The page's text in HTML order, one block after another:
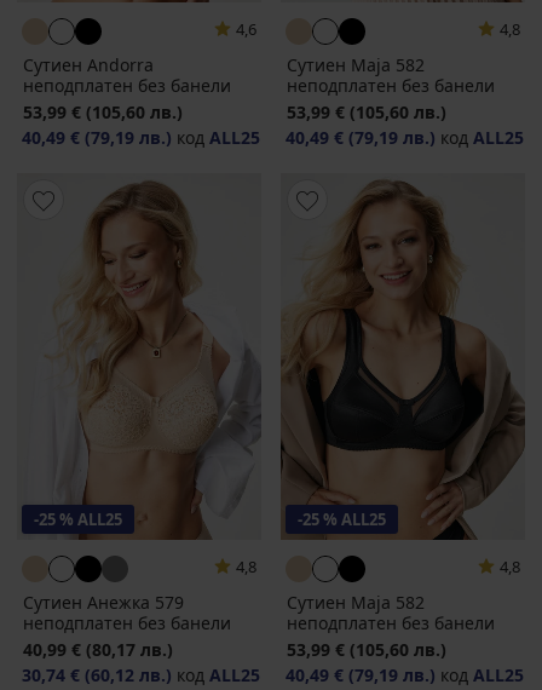
4,6
Сутиен Andorra
неподплатен без банели
53,99 € (105,60 лв.)
40,49 € (79,19 лв.) код ALL25
4,8
Сутиен Maja 582
неподплатен без банели
53,99 € (105,60 лв.)
40,49 € (79,19 лв.) код ALL25
-25 % ALL25
4,8
Сутиен Анежка 579
неподплатен без банели
40,99 € (80,17 лв.)
30,74 € (60,12 лв.) код ALL25
-25 % ALL25
4,8
Сутиен Maja 582
неподплатен без банели
53,99 € (105,60 лв.)
40,49 € (79,19 лв.) код ALL25